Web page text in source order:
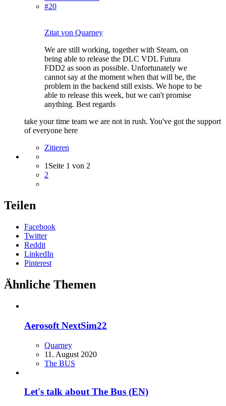
#20
Zitat von Quarney
We are still working, together with Steam, on
being able to release the DLC VDL Futura
FDD2 as soon as possible. Unfortunately we
cannot say at the moment when that will be, the
problem in the backend still exists. We hope to be
able to release this week, but we can't promise
anything. Best regards
take your time team we are not in rush. You've got the support
of everyone here
Zitieren
1Seite 1 von 2
2
Teilen
Facebook
Twitter
Reddit
LinkedIn
Pinterest
Ähnliche Themen
Aerosoft NextSim22
Quarney
11. August 2020
The BUS
Let's talk about The Bus (EN)